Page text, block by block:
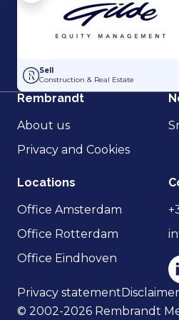
Acquisition of Dutch Steigers and
Sell
Construction & Real Estate
Rembrandt
About us
Privacy and Cookies
Locations
Office Amsterdam
Office Rotterdam
Office Eindhoven
Privacy statementDisclaimer
© 2002-2026 Rembrandt